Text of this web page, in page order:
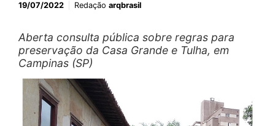
19/07/2022 Redação arqbrasil
Aberta consulta pública sobre regras para
preservação da Casa Grande e Tulha, em
Campinas (SP)